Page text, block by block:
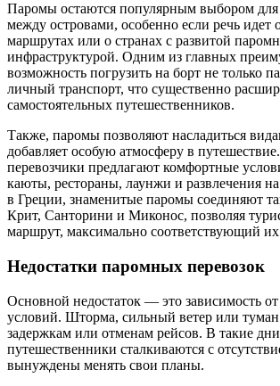
Паромы остаются популярным выбором для
между островами, особенно если речь идет
маршрутах или о странах с развитой
инфраструктурой. Одним из главных
возможность погрузить на борт не только
личный транспорт, что существенно
самостоятельных путешественников.
Также, паромы позволяют насладиться
добавляет особую атмосферу в
перевозчики предлагают комфортные
каюты, рестораны, лаунжи и развлечения
в Греции, знаменитые паромы соединяют
Крит, Санторини и Миконос, позволяя
маршрут, максимально соответствующий
Недостатки паромных перевозок
Основной недостаток — это зависимость
условий. Шторма, сильный ветер или
задержкам или отменам рейсов. В такие дни
путешественники сталкиваются с
вынуждены менять свои планы.